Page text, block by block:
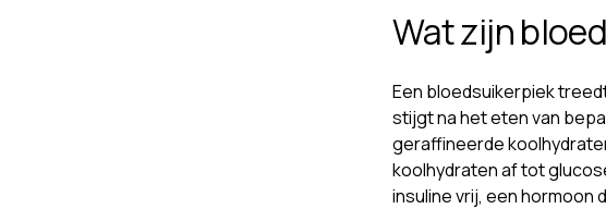
Wat zijn
Een bloedsuikerpiek
stijgt na het eten van
geraffineerde
koolhydraten af tot
insuline vrij, een hormoon